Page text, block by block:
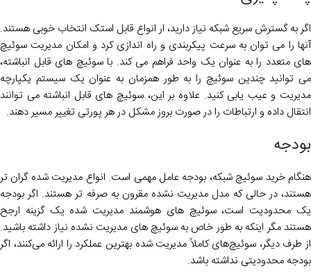
اگر به گسترش سریع شبکه نیاز دارید، ار انواع قابل استک انتخاب خوبی هستند.
آنها را می توان به سرعت پیکربندی و راه اندازی کرد و امکان مدیریت سوئیچ
های متعدد را به عنوان یک واحد فراهم می کند. با سوئیچ های قابل انباشته،
می توانید چندین سوئیچ را به طور همزمان به عنوان یک سیستم یکپارچه
مدیریت و عیب یابی کنید. علاوه بر این، سوئیچ های قابل انباشته می توانند
انتقال داده و ارتباطات را در صورت بروز مشکل در هر پورتی تغییر مسیر دهند.
بودجه
هنگام خرید سوئیچ شبکه، بودجه عامل مهمی است. انواع مدیریت شده گران تر
هستند، در حالی که مدل مدیریت نشده مقرون به صرفه تر هستند. اگر بودجه
یک محدودیت است، سوئیچ های هوشمند مدیریت شده یک گزینه ارجح
هستند مگر اینکه به طور خاص به سوئیچ های مدیریت نشده نیاز داشته باشید.
از طرف دیگر، سوئیچ‌های کاملاً مدیریت شده بهترین عملکرد را ارائه می‌کنند، اگر
بودجه محدودیتی نداشته باشد.